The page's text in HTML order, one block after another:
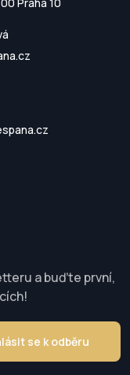
a buďte první,
se k odběru